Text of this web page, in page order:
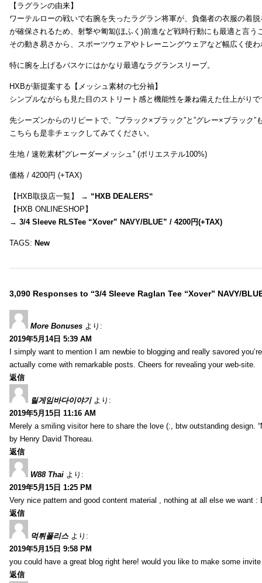
【ラグランの由来】
ワーテルローの戦いで右腕を失ったラグラン将軍が、負傷者の衣服の着
が確保されるため、射撃や匍匐(ほふく)前進など戦時行動にも最適と言う
その動き易さから、スポーツウェアやトレーニングウェアなど幅広く使
特に腕を上げるバスケにはかなり最適なラグランスリーブ。
HXBが新提案する【メッシュ素材の七分袖】
シンプルながらも見た目のストリート感と機能性を兼ね備えた仕上がりで
先シーズンからのリピートで、”ブラック×ブラック”と”グレー×ブラック”
こちらも是非チェックしてみてください。
生地 / 速乾素材”グレーダーメッシュ” (ポリエステル100%)
価格 / 4200円 (+TAX)
【HXB取扱店一覧】 → “HXB DEALERS“
【HXB ONLINESHOP】
→ 3/4 Sleeve RLSTee “Xover” NAVY/BLUE” / 4200円(+TAX)
TAGS: New
3,090 Responses to “3/4 Sleeve Raglan Tee “Xover” NAVY/
More Bonuses より:
2019年5月14日 5:39 AM
I simply want to mention I am newbie to blogging and really savored
actually come with remarkable posts. Cheers for revealing your web-site.
返信
릴게임바다이야기 より:
2019年5月15日 11:16 AM
Merely a smiling visitor here to share the love (:, btw outstanding
by Henry David Thoreau.
返信
W88 Thai より:
2019年5月15日 1:25 PM
Very nice pattern and good content material , nothing at all else we want :
返信
먹튀폴리스 より:
2019年5月15日 9:58 PM
you could have a great blog right here! would you like to make some
返信